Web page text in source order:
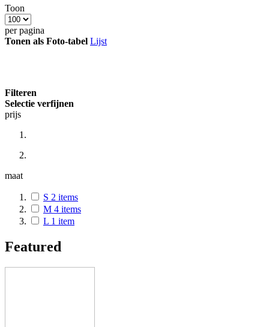
Toon
per pagina
Tonen als Foto-tabel Lijst
Filteren
Selectie verfijnen
prijs
maat
S 2 items
M 4 items
L 1 item
Featured